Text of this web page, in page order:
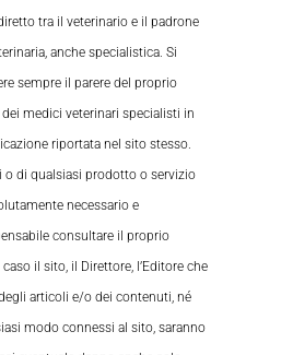
tra il veterinario e il padrone
anche specialistica. Si
sempre il parere del proprio
medici veterinari specialisti in
riportata nel sito stesso.
o di qualsiasi prodotto o servizio
necessario e
consultare il proprio
il sito, il Direttore, l’Editore che
articoli e/o dei contenuti, né
modo connessi al sito, saranno